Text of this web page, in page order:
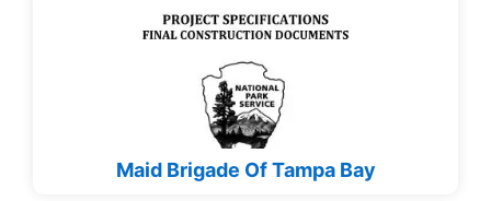
Maid Brigade Of Tampa Bay